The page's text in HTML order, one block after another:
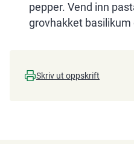
pepper. Vend inn
grovhakket basilikum
Skriv ut oppskrift